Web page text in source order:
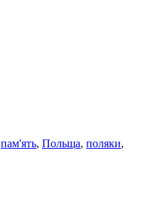
пам'ять, Польща, поляки,